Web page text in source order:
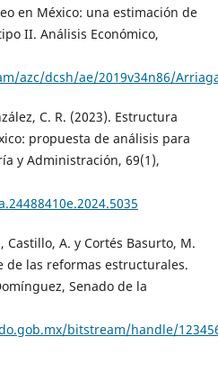
en México: una estimación de
II. Análisis Económico,
azc/dcsh/ae/2019v34n86/
C. R. (2023). Estructura
propuesta de análisis para
y Administración, 69(1),
Castillo, A. y Cortés Basurto, M.
de las reformas estructurales.
Senado de la
bitstream/handle/